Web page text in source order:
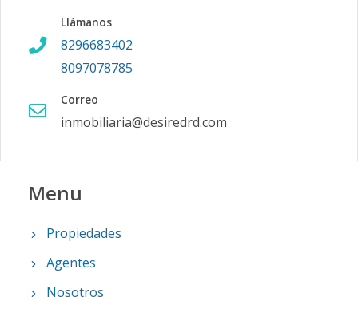
Llámanos
8296683402
8097078785
Correo
inmobiliaria@desiredrd.com
Menu
Propiedades
Agentes
Nosotros